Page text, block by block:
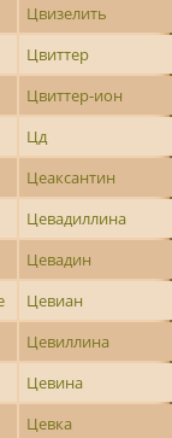
Цвизелить
Цвиттер
Цвиттер-ион
Цд
Цеаксантин
Цевадиллина
Цевадин
Цевиан
Цевиллина
Цевина
Цевка